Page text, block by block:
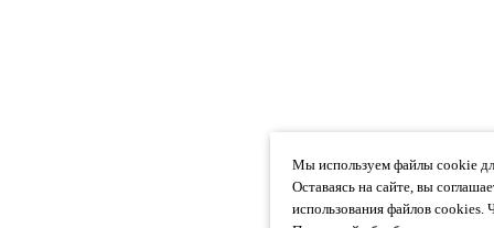
Мы используем файлы cookie
Оставаясь на сайте, вы
использования файлов cookies.